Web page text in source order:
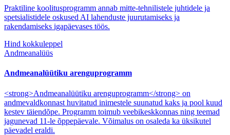
Praktiline koolitusprogramm annab mitte-tehnilistele juhtidele ja
spetsialistidele oskused AI lahenduste juurutamiseks ja
rakendamiseks igapäevases töös.
Hind kokkuleppel
Andmeanalüüs
Andmeanalüütiku arenguprogramm
<strong>Andmeanalüütiku arenguprogramm</strong> on
andmevaldkonnast huvitatud inimestele suunatud kaks ja pool kuud
kestev täiendõpe. Programm toimub veebikeskkonnas ning teemad
jagunevad 11-le õppepäevale. Võimalus on osaleda ka üksikutel
päevadel eraldi.